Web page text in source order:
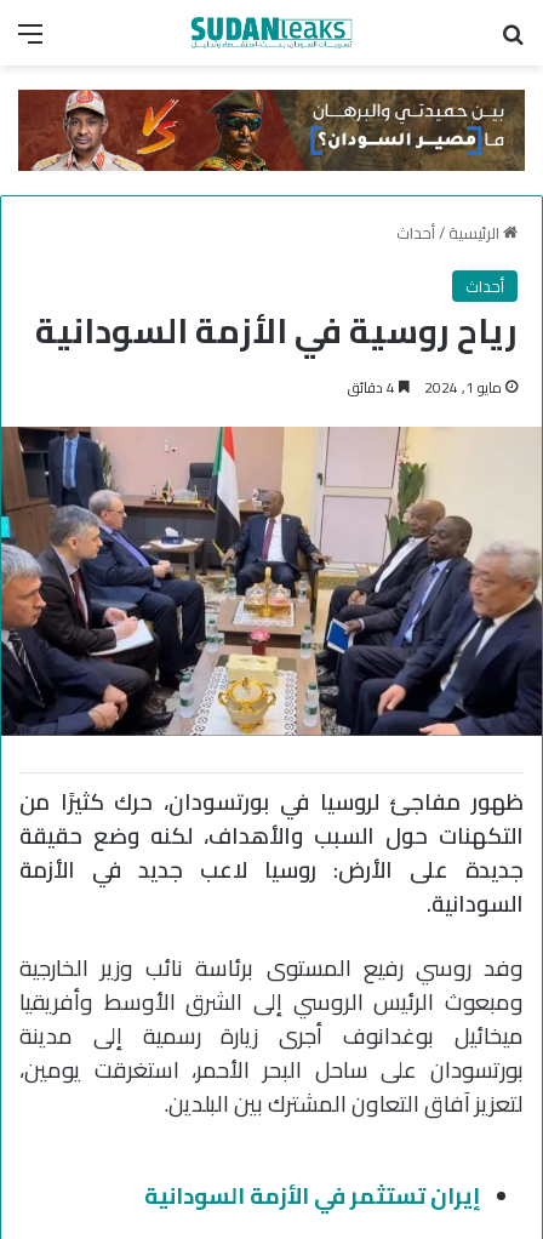
الرئيسية/أحداث
أحداث
رياح روسية في الأزمة السودانية
مايو 1, 2024
ظهور مفاجئ لروسيا في بورتسودان، حرك كثيرًا من
التكهنات حول السبب والأهداف، لكنه وضع حقيقة
جديدة على الأرض: روسيا لاعب جديد في الأزمة
السودانية.
وفد روسي رفيع المستوى برئاسة نائب وزير الخارجية
ومبعوث الرئيس الروسي إلى الشرق الأوسط وأفريقيا
ميخائيل بوغدانوف أجرى زيارة رسمية إلى مدينة
بورتسودان على ساحل البحر الأحمر، استغرقت يومين،
لتعزيز آفاق التعاون المشترك بين البلدين.
إيران تستثمر في الأزمة السودانية